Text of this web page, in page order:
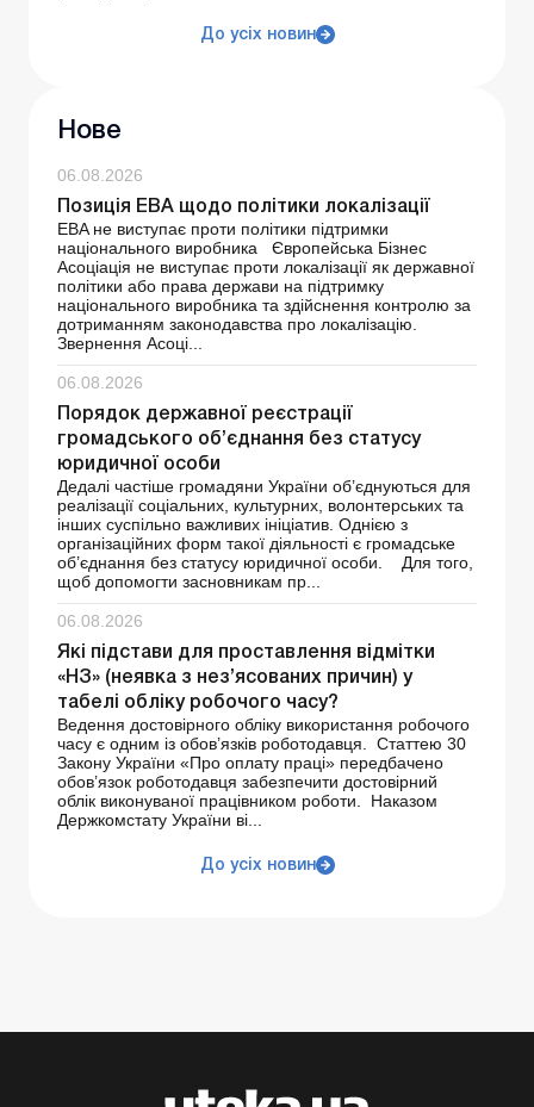
До усіх новин
Нове
06.08.2026
Позиція ЕВА щодо політики локалізації
EBA не виступає проти політики підтримки
національного виробника Європейська Бізнес
Асоціація не виступає проти локалізації як державної
політики або права держави на підтримку
національного виробника та здійснення контролю за
дотриманням законодавства про локалізацію.
Звернення Асоці...
06.08.2026
Порядок державної реєстрації
громадського об’єднання без статусу
юридичної особи
Дедалі частіше громадяни України об’єднуються для
реалізації соціальних, культурних, волонтерських та
інших суспільно важливих ініціатив. Однією з
організаційних форм такої діяльності є громадське
об’єднання без статусу юридичної особи. Для того,
щоб допомогти засновникам пр...
06.08.2026
Які підстави для проставлення відмітки
«НЗ» (неявка з нез’ясованих причин) у
табелі обліку робочого часу?
Ведення достовірного обліку використання робочого
часу є одним із обов’язків роботодавця. Статтею 30
Закону України «Про оплату праці» передбачено
обов’язок роботодавця забезпечити достовірний
облік виконуваної працівником роботи. Наказом
Держкомстату України ві...
До усіх новин